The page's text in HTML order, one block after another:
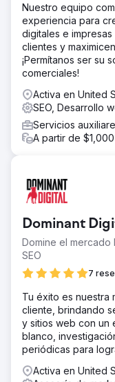
Nuestro equipo
experiencia para
digitales e
clientes y
¡Permítanos ser su
comerciales!
Activa en United
SEO, Desarrollo
Servicios
A partir de $1,000
Dominant
Domine el
SEO
7
Tu éxito es nuestra
cliente, brindando
y sitios web con un
blanco,
periódicas para
Activa en United